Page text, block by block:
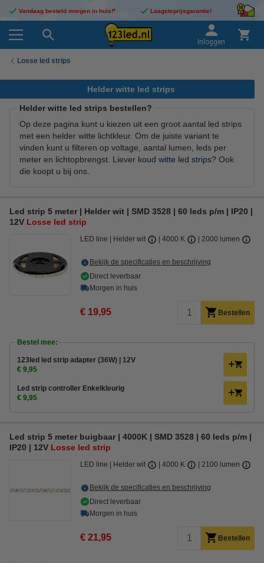
Vandaag besteld morgen in huis!* Laagsteprijsgarantie!
Inloggen
Losse led strips
Helder witte led strips
Helder witte led strips bestellen?
Op deze pagina kunt u kiezen uit een groot aantal led strips
met een helder witte lichtkleur. Om de juiste variant te
vinden kunt u filteren op voltage, aantal lumen, leds per
meter en lichtopbrengst. Liever koud witte led strips? Ook
die koopt u bij ons.
Led strip 5 meter | Helder wit | SMD 3528 | 60 leds p/m | IP20 |
12V Losse led strip
LED line Helder wit 4000 K 2000 lumen
Bekijk de specificaties en beschrijving
Direct leverbaar
Morgen in huis
€ 19,95 Bestellen
Bestel mee:
123led led strip adapter (36W) | 12V
€ 9,95
Led strip controller Enkelkleurig
€ 9,95
Led strip 5 meter buigbaar | 4000K | SMD 3528 | 60 leds p/m |
IP20 | 12V Losse led strip
LED line Helder wit 4000 K 2100 lumen
Bekijk de specificaties en beschrijving
Direct leverbaar
Morgen in huis
€ 21,95 Bestellen